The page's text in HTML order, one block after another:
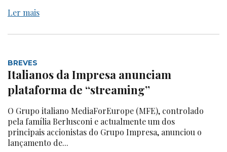
Ler mais
BREVES
Italianos da Impresa anunciam
plataforma de “streaming”
O Grupo italiano MediaForEurope (MFE), controlado
pela família Berlusconi e actualmente um dos
principais accionistas do Grupo Impresa, anunciou o
lançamento de...